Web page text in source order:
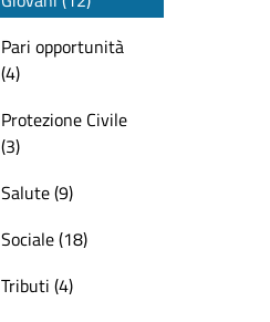
Pari opportunità
(4)
Protezione Civile
(3)
Salute (9)
Sociale (18)
Tributi (4)